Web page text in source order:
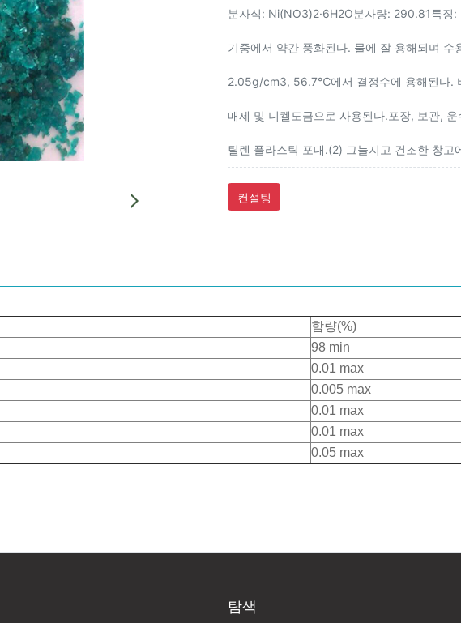
분자식: Ni(NO3)2·6H2O분자량: 290.81특징
기중에서 약간 풍화된다. 물에 잘 용해되며
2.05g/cm3, 56.7℃에서 결정수에 용해된다.
매제 및 니켈도금으로 사용된다.포장, 보관,
틸렌 플라스틱 포대.(2) 그늘지고 건조한 창고
컨설팅
함량(%)
98 min
0.01 max
0.005 max
0.01 max
0.01 max
0.05 max
탐색